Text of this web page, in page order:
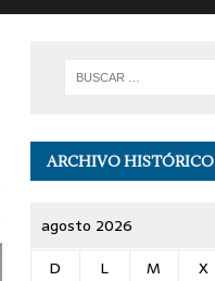
ARCHIVO HISTÓRICO
agosto 2026
D
L M X